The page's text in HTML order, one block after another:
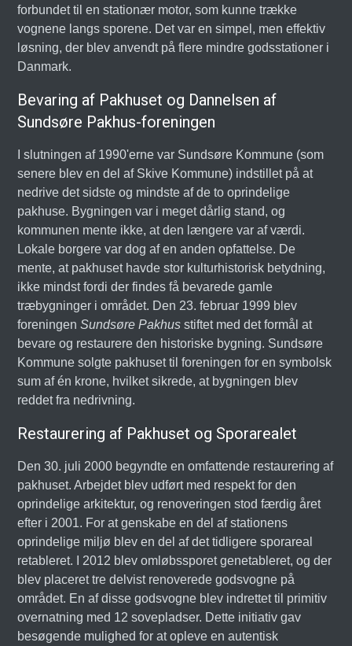
forbundet til en stationær motor, som kunne trække
vognene langs sporene. Det var en simpel, men effektiv
løsning, der blev anvendt på flere mindre godsstationer i
Danmark.
Bevaring af Pakhuset og Dannelsen af
Sundsøre Pakhus-foreningen
I slutningen af 1990'erne var Sundsøre Kommune (som
senere blev en del af Skive Kommune) indstillet på at
nedrive det sidste og mindste af de to oprindelige
pakhuse. Bygningen var i meget dårlig stand, og
kommunen mente ikke, at den længere var af værdi.
Lokale borgere var dog af en anden opfattelse. De
mente, at pakhuset havde stor kulturhistorisk betydning,
ikke mindst fordi der findes få bevarede gamle
træbygninger i området. Den 23. februar 1999 blev
foreningenSundsøre Pakhus stiftet med det formål at
bevare og restaurere den historiske bygning. Sundsøre
Kommune solgte pakhuset til foreningen for en symbolsk
sum af én krone, hvilket sikrede, at bygningen blev
reddet fra nedrivning.
Restaurering af Pakhuset og Sporarealet
Den 30. juli 2000 begyndte en omfattende restaurering af
pakhuset. Arbejdet blev udført med respekt for den
oprindelige arkitektur, og renoveringen stod færdig året
efter i 2001. For at genskabe en del af stationens
oprindelige miljø blev en del af det tidligere sporareal
retableret. I 2012 blev omløbssporet genetableret, og der
blev placeret tre delvist renoverede godsvogne på
området. En af disse godsvogne blev indrettet til primitiv
overnatning med 12 sovepladser. Dette initiativ gav
besøgende mulighed for at opleve en autentisk